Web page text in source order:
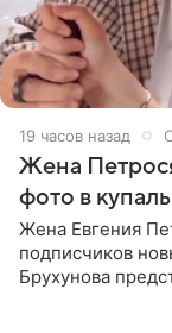
19 часов назад
Жена
фото в
Жена Евгения
подписчиков
Брухунова